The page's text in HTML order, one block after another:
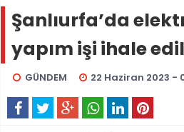
Şanlıurfa’da
yapım işi ihale
GÜNDEM 22 Haziran 2023 -